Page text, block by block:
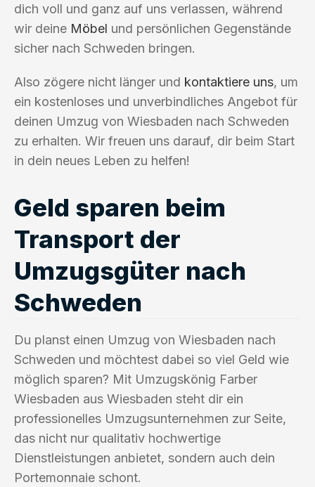
dich voll und ganz auf uns verlassen, während
wir deine Möbel und persönlichen Gegenstände
sicher nach Schweden bringen.
Also zögere nicht länger und kontaktiere uns, um
ein kostenloses und unverbindliches Angebot für
deinen Umzug von Wiesbaden nach Schweden
zu erhalten. Wir freuen uns darauf, dir beim Start
in dein neues Leben zu helfen!
Geld sparen beim
Transport der
Umzugsgüter nach
Schweden
Du planst einen Umzug von Wiesbaden nach
Schweden und möchtest dabei so viel Geld wie
möglich sparen? Mit Umzugskönig Farber
Wiesbaden aus Wiesbaden steht dir ein
professionelles Umzugsunternehmen zur Seite,
das nicht nur qualitativ hochwertige
Dienstleistungen anbietet, sondern auch dein
Portemonnaie schont.